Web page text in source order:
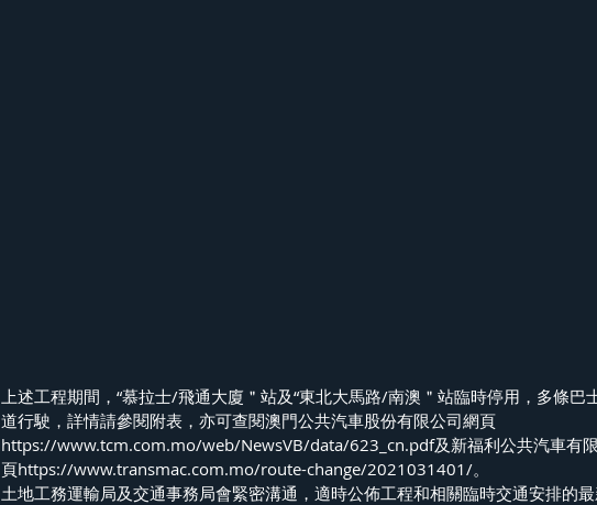
上述工程期間，“慕拉士/飛通大廈＂站及“東北大馬路/南澳＂站臨時停用，多條巴
道行駛，詳情請參閱附表，亦可查閱澳門公共汽車股份有限公司網頁
https://www.tcm.com.mo/web/NewsVB/data/623_cn.pdf及新福利公共汽車有
頁https://www.transmac.com.mo/route-change/2021031401/。
土地工務運輸局及交通事務局會緊密溝通，適時公佈工程和相關臨時交通安排的最